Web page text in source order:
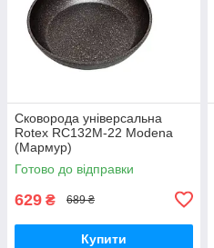
Сковорода універсальна
Rotex RC132M-22 Modena
(Мармур)
Готово до відправки
629 ₴ 689 ₴
Купити